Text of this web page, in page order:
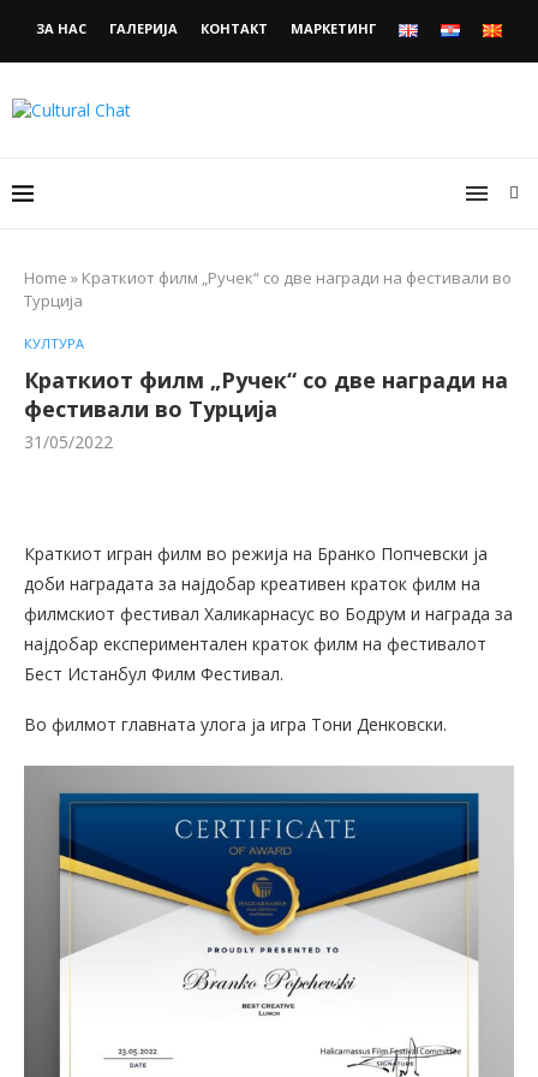
ЗА НАС ГАЛЕРИЈА КОНТАКТ МАРКЕТИНГ
Home » Краткиот филм „Ручек“ со две награди на фестивали во
Турција
КУЛТУРА
Краткиот филм „Ручек“ со две награди на
фестивали во Турција
31/05/2022
Краткиот игран филм во режија на Бранко Попчевски ја
доби наградата за најдобар креативен краток филм на
филмскиот фестивал Халикарнасус во Бодрум и награда за
најдобар експериментален краток филм на фестивалот
Бест Истанбул Филм Фестивал.
Во филмот главната улога ја игра Тони Денковски.